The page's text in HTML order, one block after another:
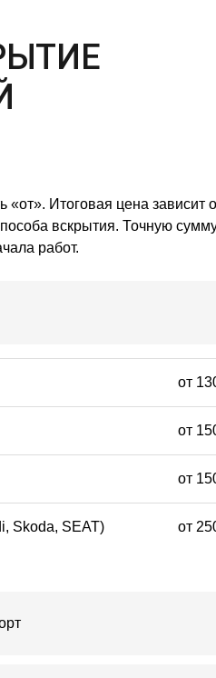
«от». Итоговая цена зависит
вскрытия. Точную
работ.
от
от
от
Skoda, SEAT) от